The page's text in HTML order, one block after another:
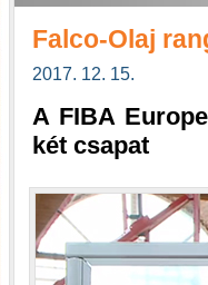
Falco-Olaj
2017. 12. 15.
A FIBA
két csapat